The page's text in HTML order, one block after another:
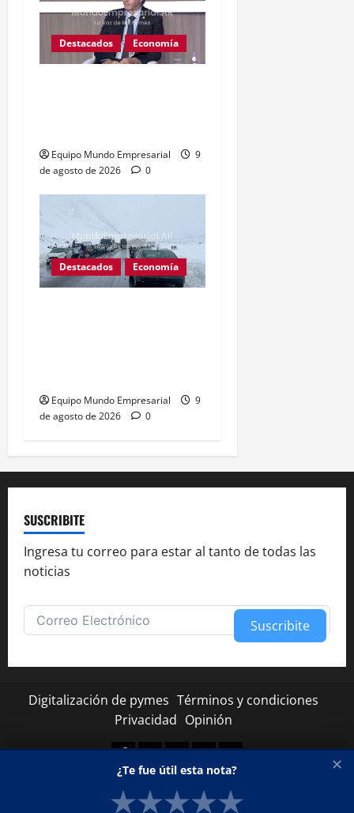
Destacados Economía
Equipo Mundo Empresarial
9
de agosto de 2026
0
Destacados Economía
Equipo Mundo Empresarial
9
de agosto de 2026
0
SUSCRIBITE
Ingresa tu correo para estar al tanto de todas las
noticias
Suscribite
Digitalización de pymes Términos y condiciones
Privacidad Opinión
Facebook
TwitterLinkedinYoutubeInstagram
Copyright © Todos los derechos reservados.
✕
¿Te fue útil esta nota?
★★★★★